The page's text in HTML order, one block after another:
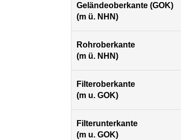
Geländeoberkante (GOK)
(m ü. NHN)
Rohroberkante
(m ü. NHN)
Filteroberkante
(m u. GOK)
Filterunterkante
(m u. GOK)